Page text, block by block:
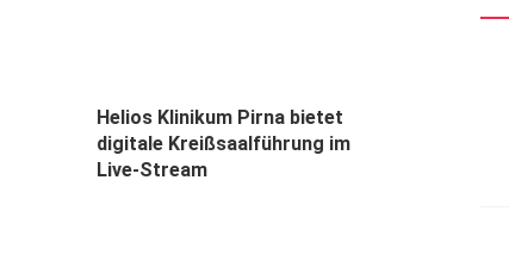
Helios Klinikum Pirna bietet
digitale Kreißsaalführung im
Live-Stream